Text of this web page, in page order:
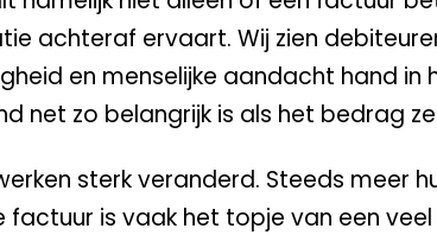
achteraf ervaart. Wij zien
en menselijke aandacht hand in
net zo belangrijk is als het bedrag
sterk veranderd. Steeds meer
is vaak het topje van een